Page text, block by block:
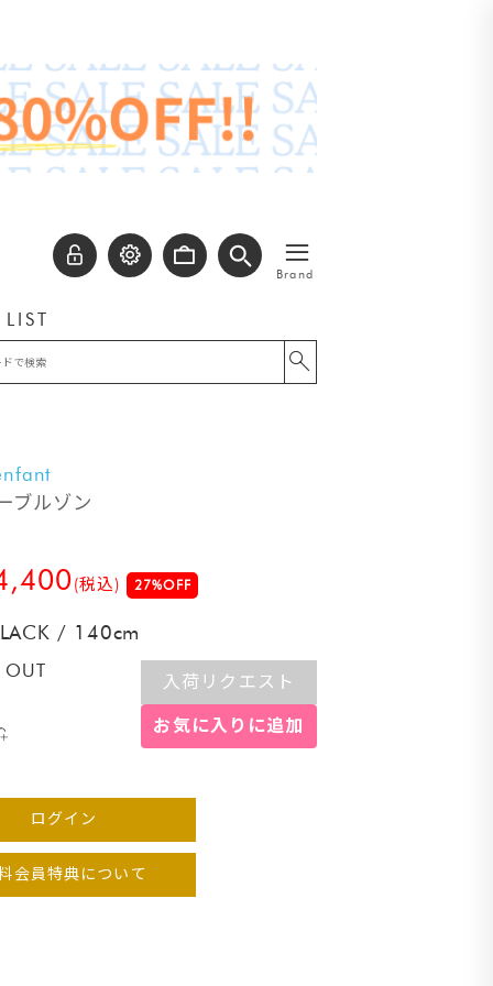
≡
Brand
ブルゾン
(税込) 27%OFF
/ 140cm
OUT
入荷リクエスト
お気に入りに追加
ログイン
会員特典について